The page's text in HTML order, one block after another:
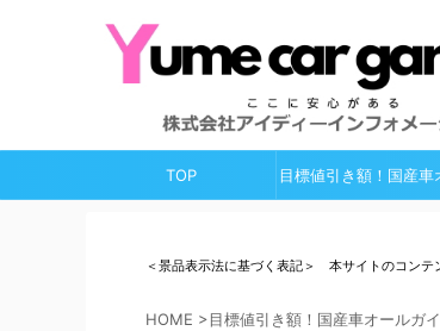
TOP 目標値引き額！国産車
＜景品表示法に基づく表記＞ 本サイトのコンテ
HOME >目標値引き額！国産車オールガ